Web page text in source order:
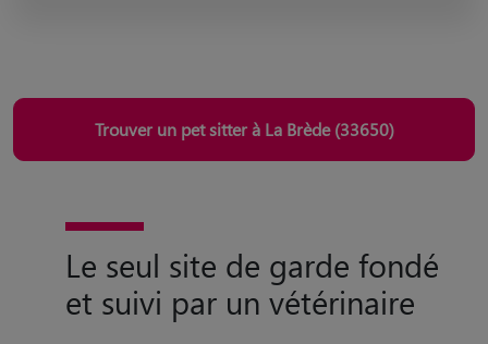
Trouver un pet sitter à La Brède (33650)
Le seul site de garde fondé
et suivi par un vétérinaire